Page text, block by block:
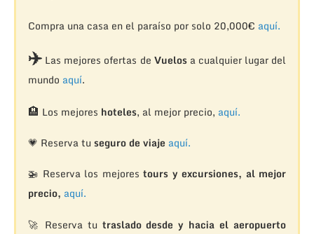
Compra una casa en el paraíso por solo 20,000€ aquí.
✈️Las mejores ofertas de Vuelosa cualquier lugar del
mundo aquí.
🏨 Los mejores hoteles, al mejor precio, aquí.
💗 Reserva tu seguro de viaje aquí.
🚁 Reserva los mejorestours y excursiones, al mejor
precio, aquí.
🚀 Reserva tu traslado desde y hacia el aeropuerto